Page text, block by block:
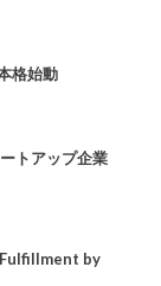
格始動
トアップ企業
Fulfillment by